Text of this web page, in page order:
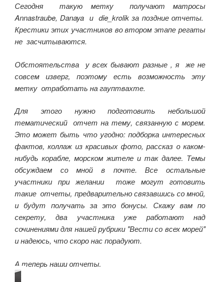
Сегодня такую метку получают матросы
Annastraube, Danaya и die_krolik за поздние отчеты.
Крестики этих участников во втором этапе регаты
не засчитываются.
Обстоятельства у всех бывают разные , я же не
совсем изверг, поэтому есть возможность эту
метку отработать на гауптвахте.
Для этого нужно подготовить небольшой
тематический отчет на тему, связанную с морем.
Это может быть что угодно: подборка интересных
фактов, коллаж из красивых фото, рассказ о каком-
нибудь корабле, морском жителе и так далее. Темы
обсуждаем со мной в почте. Все остальные
участники при желании тоже могут готовить
такие отчеты, предварительно связавшись со мной,
и будут получать за это бонусы. Скажу вам по
секрету, два участника уже работают над
сочинениями для нашей рубрики "Вести со всех морей"
и надеюсь, что скоро нас порадуют.
А теперь наши отчеты.